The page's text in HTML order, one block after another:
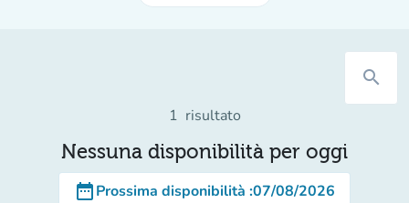
search
1 risultato
Nessuna disponibilità per oggi
date_rangeProssima disponibilità :07/08/2026